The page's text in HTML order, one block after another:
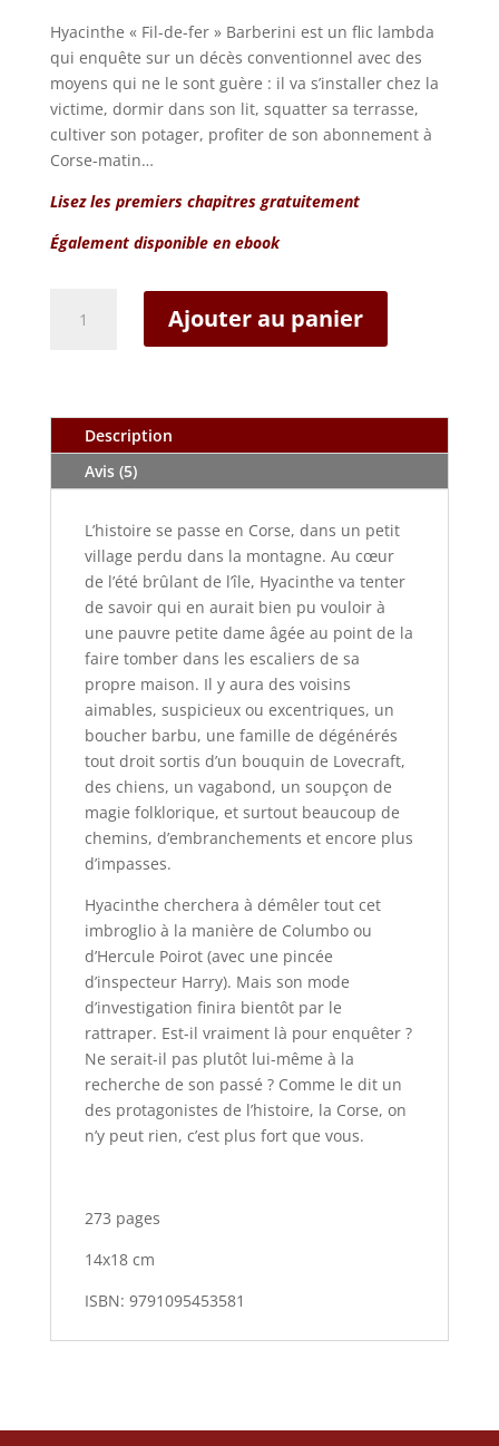
basé sur
notations
client
Hyacinthe « Fil-de-fer » Barberini est un flic lambda
qui enquête sur un décès conventionnel avec des
moyens qui ne le sont guère : il va s’installer chez la
victime, dormir dans son lit, squatter sa terrasse,
cultiver son potager, profiter de son abonnement à
Corse-matin…
Lisez les premiers chapitres gratuitement
Également disponible en ebook
pierres
Ajouter au panier
Description
Avis (5)
L’histoire se passe en Corse, dans un petit
village perdu dans la montagne. Au cœur
de l’été brûlant de l’île, Hyacinthe va tenter
de savoir qui en aurait bien pu vouloir à
une pauvre petite dame âgée au point de la
faire tomber dans les escaliers de sa
propre maison. Il y aura des voisins
aimables, suspicieux ou excentriques, un
boucher barbu, une famille de dégénérés
tout droit sortis d’un bouquin de Lovecraft,
des chiens, un vagabond, un soupçon de
magie folklorique, et surtout beaucoup de
chemins, d’embranchements et encore plus
d’impasses.
Hyacinthe cherchera à démêler tout cet
imbroglio à la manière de Columbo ou
d’Hercule Poirot (avec une pincée
d’inspecteur Harry). Mais son mode
d’investigation finira bientôt par le
rattraper. Est-il vraiment là pour enquêter ?
Ne serait-il pas plutôt lui-même à la
recherche de son passé ? Comme le dit un
des protagonistes de l’histoire, la Corse, on
n’y peut rien, c’est plus fort que vous.
273 pages
14x18 cm
ISBN: 9791095453581